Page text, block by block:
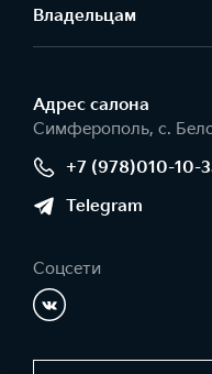
Владельцам
Адрес салонa
Симферополь, с.
+7 (978)010-10-
Telegram
Соцсети